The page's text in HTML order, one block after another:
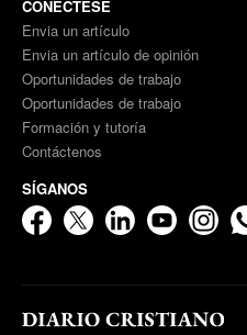
CONÉCTESE
Envia un artículo
Envia un artículo de opinión
Oportunidades de trabajo
Oportunidades de trabajo
Formación y tutoría
Contáctenos
SÍGANOS